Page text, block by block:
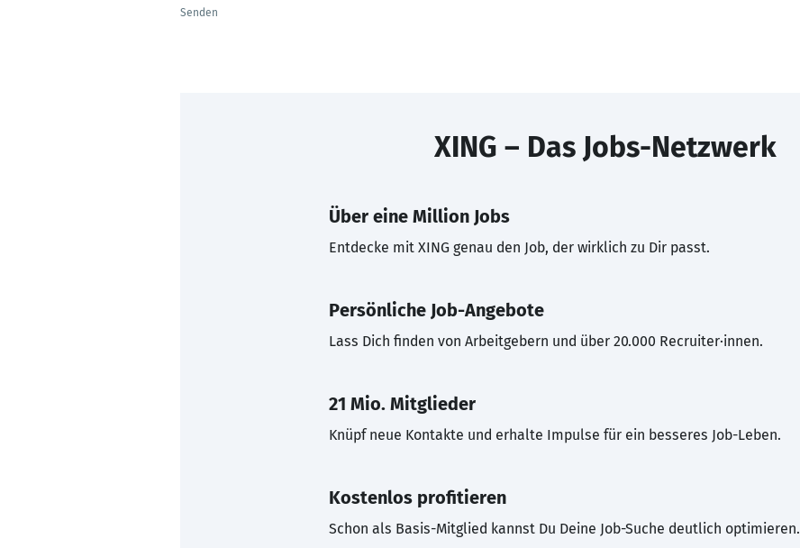
Senden
XING – Das Jobs-Netzwerk
Über eine Million Jobs
Entdecke mit XING genau den Job, der wirklich zu Dir passt.
Persönliche Job-Angebote
Lass Dich finden von Arbeitgebern und über 20.000 Recruiter·innen.
21 Mio. Mitglieder
Knüpf neue Kontakte und erhalte Impulse für ein besseres Job-Leben.
Kostenlos profitieren
Schon als Basis-Mitglied kannst Du Deine Job-Suche deutlich optimieren.